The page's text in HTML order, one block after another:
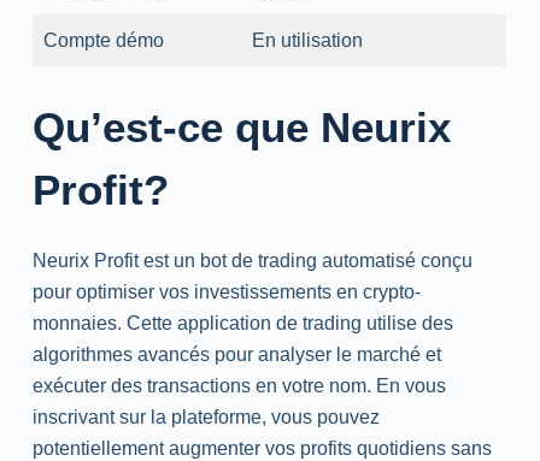
Compte démo En utilisation
Qu’est-ce que Neurix
Profit?
Neurix Profit est un bot de trading automatisé conçu
pour optimiser vos investissements en crypto-
monnaies. Cette application de trading utilise des
algorithmes avancés pour analyser le marché et
exécuter des transactions en votre nom. En vous
inscrivant sur la plateforme, vous pouvez
potentiellement augmenter vos profits quotidiens sans